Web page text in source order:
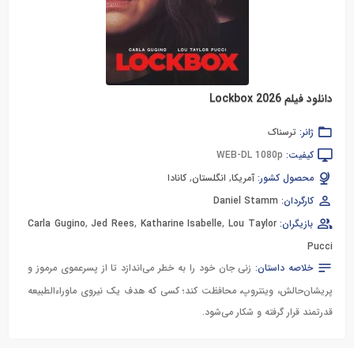
دانلود فیلم Lockbox 2026
ژانر: ترسناک
کیفیت: WEB-DL 1080p
محصول کشور: آمریکا, انگلستان, کانادا
کارگردان: Daniel Stamm
بازیگران:
Carla Gugino,Jed Rees, Katharine Isabelle,Lou Taylor
Pucci
خلاصه داستان: زنی جان خود را به خطر می‌اندازد تا از پسرعموی مرموز و
پریشان‌حالش، وینتروپ، محافظت کند؛ کسی که هدف یک نیروی ماوراءالطبیعه
قدرتمند قرار گرفته و شکار می‌شود.